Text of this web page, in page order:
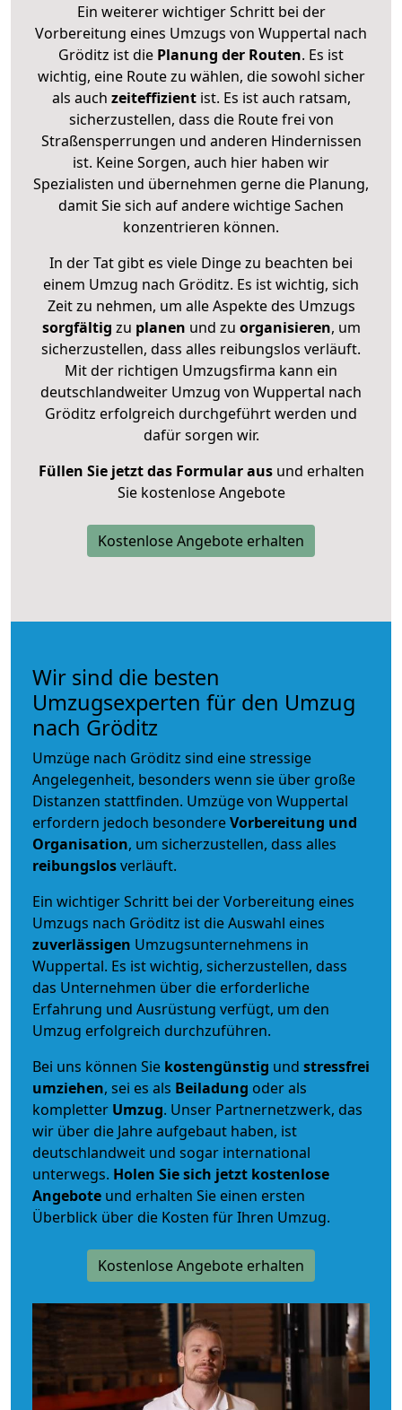
Ein weiterer wichtiger Schritt bei der
Vorbereitung eines Umzugs von Wuppertal nach
Gröditz ist die Planung der Routen. Es ist
wichtig, eine Route zu wählen, die sowohl sicher
als auch zeiteffizientist. Es ist auch ratsam,
sicherzustellen, dass die Route frei von
Straßensperrungen und anderen Hindernissen
ist. Keine Sorgen, auch hier haben wir
Spezialisten und übernehmen gerne die Planung,
damit Sie sich auf andere wichtige Sachen
konzentrieren können.
In der Tat gibt es viele Dinge zu beachten bei
einem Umzug nach Gröditz. Es ist wichtig, sich
Zeit zu nehmen, um alle Aspekte des Umzugs
sorgfältig zu planen und zu organisieren, um
sicherzustellen, dass alles reibungslos verläuft.
Mit der richtigen Umzugsfirma kann ein
deutschlandweiter Umzug von Wuppertal nach
Gröditz erfolgreich durchgeführt werden und
dafür sorgen wir.
Füllen Sie jetzt das Formular ausund erhalten
Sie kostenlose Angebote
Kostenlose Angebote erhalten
Wir sind die besten
Umzugsexperten für den Umzug
nach Gröditz
Umzüge nach Gröditz sind eine stressige
Angelegenheit, besonders wenn sie über große
Distanzen stattfinden. Umzüge von Wuppertal
erfordern jedoch besondereVorbereitung und
Organisation, um sicherzustellen, dass alles
reibungslosverläuft.
Ein wichtiger Schritt bei der Vorbereitung eines
Umzugs nach Gröditz ist die Auswahl eines
zuverlässigen Umzugsunternehmens in
Wuppertal. Es ist wichtig, sicherzustellen, dass
das Unternehmen über die erforderliche
Erfahrung und Ausrüstung verfügt, um den
Umzug erfolgreich durchzuführen.
Bei uns können Sie kostengünstig und stressfrei
umziehen, sei es als Beiladung oder als
kompletter Umzug. Unser Partnernetzwerk, das
wir über die Jahre aufgebaut haben, ist
deutschlandweit und sogar international
unterwegs. Holen Sie sich jetzt kostenlose
Angebote und erhalten Sie einen ersten
Überblick über die Kosten für Ihren Umzug.
Kostenlose Angebote erhalten